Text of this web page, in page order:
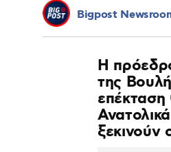
Bigpost
Η
της
επέκταση
ξεκινούν